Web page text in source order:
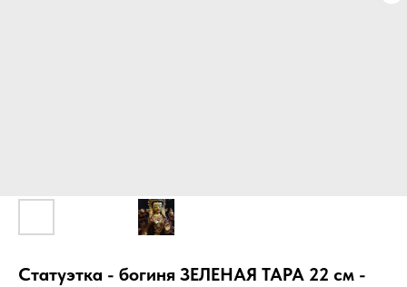
Статуэтка - богиня ЗЕЛЕНАЯ ТАРА 22 см -